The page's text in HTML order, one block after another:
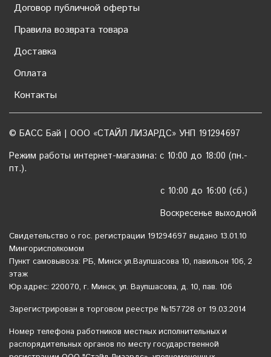
Договор публичной оферты
Правила возврата товара
Доставка
Оплата
Контакты
© БАСС Бай | ООО «СТАЙЛ ЛИЗАРДС» УНП 191294697
Режим работы интернет-магазина: с 10:00 до 18:00 (пн.-
пт.).
с 10:00 до 16:00 (сб.)
Воскресенье выходной
Свидетельство о гос. регистрации 191294697 выдано 13.01.10
Мингорисполкомом
Пункт самовывоза: РБ, Минск ул.Ваупшасова 10, павильон 106, 2
этаж
Юр.адрес: 220070, г. Минск, ул. Ваупшасова, д. 10, пав. 106
Зарегистрирован в торговом реестре №157728 от 19.03.2014
Номер телефона работников местных исполнительных и
распорядительных органов по месту государственной